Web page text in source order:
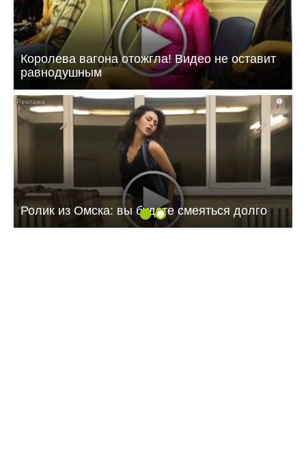
Королева вагона отожгла! Видео не оставит
равнодушным
i
Ролик из Омска: вы будете смеяться долго